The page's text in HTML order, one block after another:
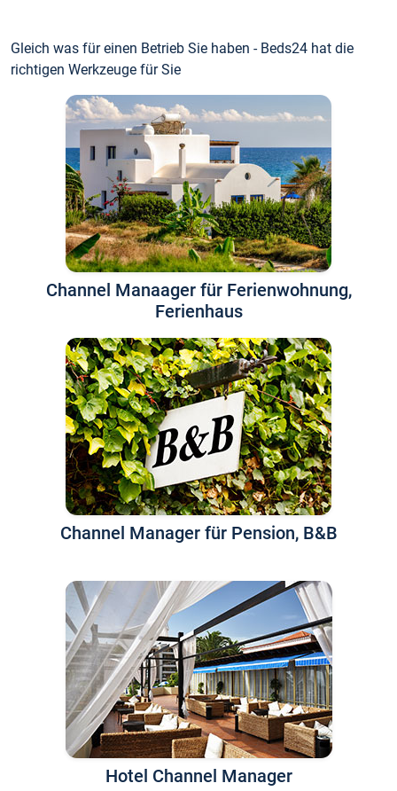
Gleich was für einen Betrieb Sie haben - Beds24 hat die
richtigen Werkzeuge für Sie
Channel Manaager für Ferienwohnung,
Ferienhaus
Channel Manager für Pension, B&B
Hotel Channel Manager